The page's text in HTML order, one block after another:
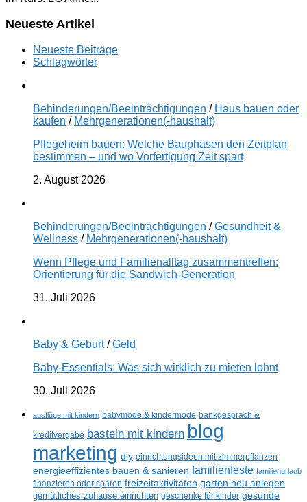
Neueste Artikel
Neueste Beiträge
Schlagwörter
Behinderungen/Beeinträchtigungen / Haus bauen oder
kaufen / Mehrgenerationen(-haushalt)
Pflegeheim bauen: Welche Bauphasen den Zeitplan
bestimmen – und wo Vorfertigung Zeit spart
2. August 2026
Behinderungen/Beeinträchtigungen /Gesundheit &
Wellness / Mehrgenerationen(-haushalt)
Wenn Pflege und Familienalltag zusammentreffen:
Orientierung für die Sandwich-Generation
31. Juli 2026
Baby & Geburt/Geld
Baby-Essentials: Was sich wirklich zu mieten lohnt
30. Juli 2026
ausflüge mit kindern babymode & kindermode bankgespräch &
kreditvergabe basteln mit kindern blog
marketing diy einrichtungsideen mit zimmerpflanzen
energieeffizientes bauen & sanieren familienfeste familienurlaub
finanzieren oder sparen freizeitaktivitäten garten neu anlegen
gemütliches zuhause einrichten geschenke für kinder gesunde